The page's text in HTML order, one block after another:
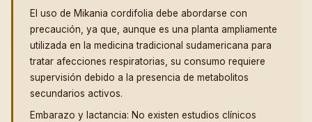
El uso de Mikania cordifolia debe abordarse con
precaución, ya que, aunque es una planta ampliamente
utilizada en la medicina tradicional sudamericana para
tratar afecciones respiratorias, su consumo requiere
supervisión debido a la presencia de metabolitos
secundarios activos.
Embarazo y lactancia: No existen estudios clínicos